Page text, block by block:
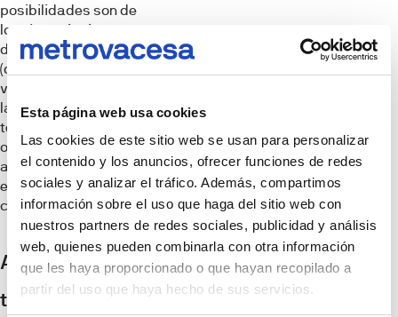
Esta página web usa cookies
Las cookies de este sitio web se usan para personalizar
el contenido y los anuncios, ofrecer funciones de redes
sociales y analizar el tráfico. Además, compartimos
información sobre el uso que haga del sitio web con
nuestros partners de redes sociales, publicidad y análisis
web, quienes pueden combinarla con otra información
que les haya proporcionado o que hayan recopilado a
partir del uso que haya hecho de sus servicios.
posibilidades son de
lo más variopinto:
desde lana mineral
(de roca o fibra de
vidrio), pasando por
la pintura aislante
térmica e, incluso,
otros tipos de
aislantes térmicos
ecológicos como el
corcho.
Aislante
térmico para